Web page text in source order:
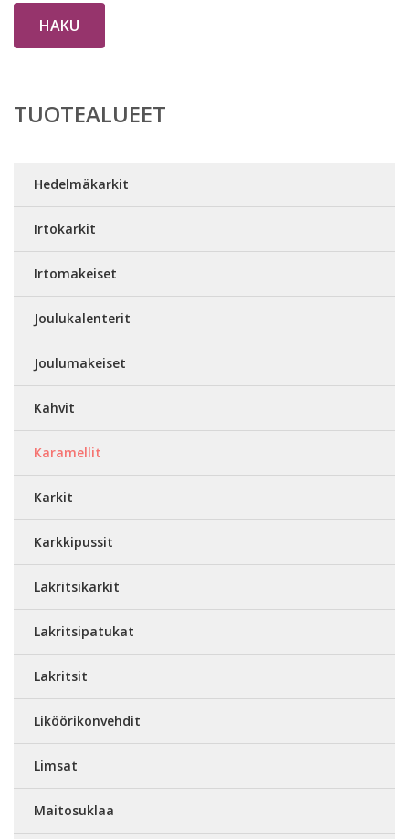
HAKU
TUOTEALUEET
Hedelmäkarkit
Irtokarkit
Irtomakeiset
Joulukalenterit
Joulumakeiset
Kahvit
Karamellit
Karkit
Karkkipussit
Lakritsikarkit
Lakritsipatukat
Lakritsit
Liköörikonvehdit
Limsat
Maitosuklaa